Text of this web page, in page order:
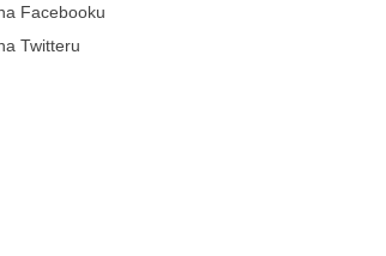
Facebooku
Twitteru